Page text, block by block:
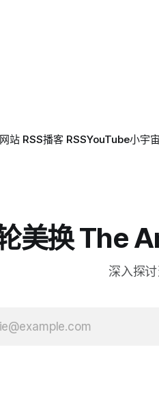
网站 RSS播客 RSSYouTube小宇宙
美换 The
深入探